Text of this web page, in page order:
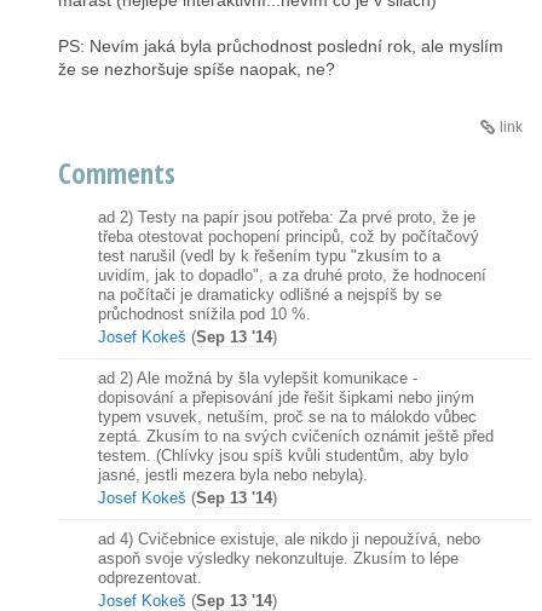
PS: Nevím jaká byla průchodnost poslední rok, ale myslím
že se nezhoršuje spíše naopak, ne?
link
Comments
ad 2) Testy na papír jsou potřeba: Za prvé proto, že je
třeba otestovat pochopení principů, což by počítačový
test narušil (vedl by k řešením typu "zkusím to a
uvidím, jak to dopadlo", a za druhé proto, že hodnocení
na počítači je dramaticky odlišné a nejspíš by se
průchodnost snížila pod 10 %.
Josef Kokeš (Sep 13 '14)
ad 2) Ale možná by šla vylepšit komunikace -
dopisování a přepisování jde řešit šipkami nebo jiným
typem vsuvek, netuším, proč se na to málokdo vůbec
zeptá. Zkusím to na svých cvičeních oznámit ještě před
testem. (Chlívky jsou spíš kvůli studentům, aby bylo
jasné, jestli mezera byla nebo nebyla).
Josef Kokeš (Sep 13 '14)
ad 4) Cvičebnice existuje, ale nikdo ji nepoužívá, nebo
aspoň svoje výsledky nekonzultuje. Zkusím to lépe
odprezentovat.
Josef Kokeš (Sep 13 '14)